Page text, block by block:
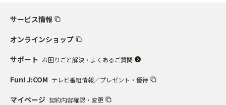
サービス情報
オンラインショップ
サポート お困りごと解決・よくあるご質問
Fun! J:COM テレビ番組情報／プレゼント・優待
マイページ 契約内容確認・変更